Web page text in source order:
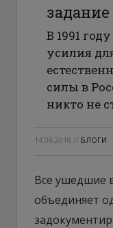
В 1991
усилия
силы в
никто не
14.06.2018 // БЛОГИ
Все ушедшие
объединяет